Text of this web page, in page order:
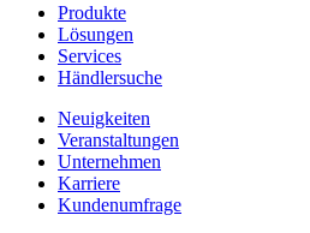
Produkte
Lösungen
Services
Händlersuche
Neuigkeiten
Veranstaltungen
Unternehmen
Karriere
Kundenumfrage